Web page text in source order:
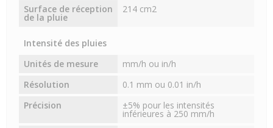
Surface de réception
de la pluie
214 cm2
Intensité des pluies
Unités de mesure
mm/h ou in/h
Résolution
0.1 mm ou 0.01 in/h
Précision
±5% pour les intensités
inférieures à 250 mm/h